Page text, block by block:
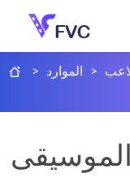
> الموارد >